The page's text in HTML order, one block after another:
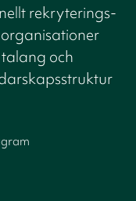
rekryterings-
och